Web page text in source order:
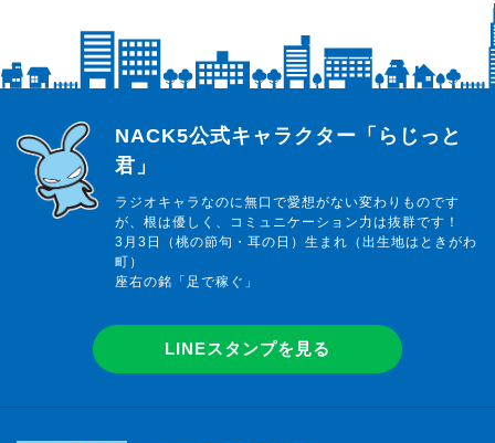
らじっと君
NACK5公式キャラクター「らじっと
君」
ラジオキャラなのに無口で愛想がない変わりものです
が、根は優しく、コミュニケーション力は抜群です！
3月3日（桃の節句・耳の日）生まれ（出生地はときがわ
町）
座右の銘「足で稼ぐ」
LINEスタンプを見る